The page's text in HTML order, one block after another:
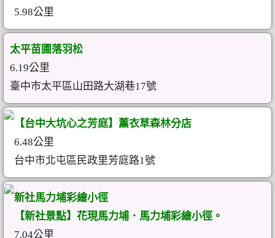
5.98公里
太平苗圃落羽松
6.19公里
臺中市太平區山田路大湖巷17號
【台中大坑心之芳庭】薰衣草森林分店
6.48公里
台中市北屯區民政里芳庭路1號
新社馬力埔彩繪小徑
【新社景點】花現馬力埔．馬力埔彩繪小徑。
7.04公里